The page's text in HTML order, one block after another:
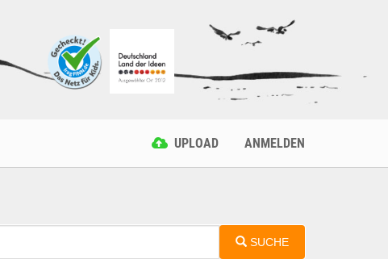
UPLOAD ANMELDEN
SUCHE